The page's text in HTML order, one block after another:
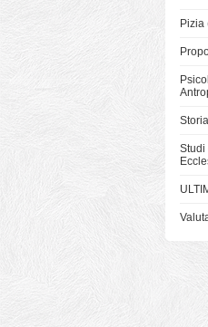
Pizia
Studi